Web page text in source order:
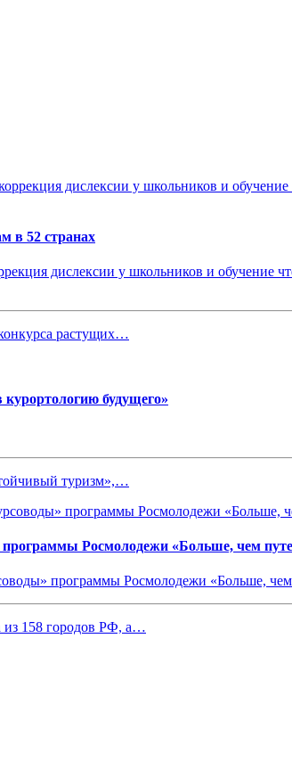
в 52 странах
дислексии у школьников и обучение
растущих…
будущего»
туризм»,…
Росмолодежи «Больше, чем
программы Росмолодежи «Больше, чем
из 158 городов РФ, а…